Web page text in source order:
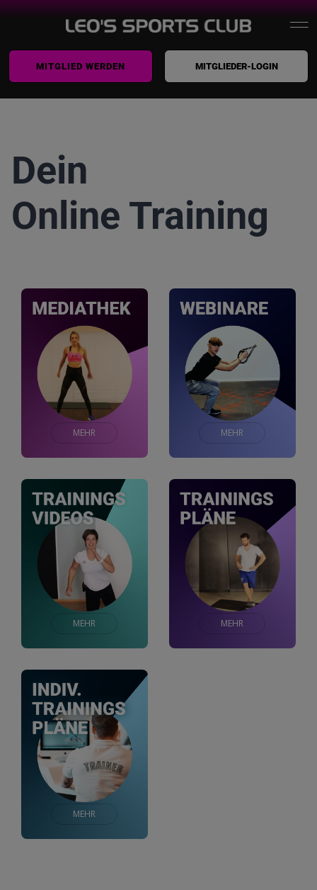
springen
Home
Kurse
Prävention / Therapie
Wellness
Kontakt
MITGLIED WERDEN MITGLIEDER-LOGIN
Dein
Online Training
MEHR MEHR
MEHR MEHR
MEHR